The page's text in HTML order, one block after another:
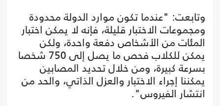
وتابعت: "عندما تكون موارد الدولة محدودة
ومجموعات الاختبار قليلة، فإنه لا يمكن اختبار
المئات من الأشخاص دفعة واحدة، ولكن
يمكن للكلاب فحص ما يصل إلى 750 شخصا
بسرعة كبيرة، ومن خلال تحديد المصابين
يمكننا إجراء الاختبار والعزل الذاتي، والحد من
انتشار الفيروس".